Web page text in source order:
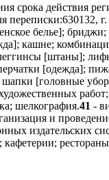
срока действия
переписки:630132,
белье];
кашне;
[штаны];
[одежда];
шапки [головные
шелкография.41 -
и
издательских